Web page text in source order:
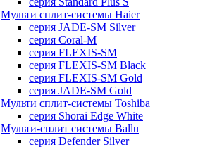
Мульти сплит-системы Haier
серия JADE-SM Silver
серия Coral-M
серия FLEXIS-SM
серия FLEXIS-SM Black
серия FLEXIS-SM Gold
серия JADE-SM Gold
Мульти сплит-системы Toshiba
серия Shorai Edge White
Мульти-сплит системы Ballu
серия Defender Silver